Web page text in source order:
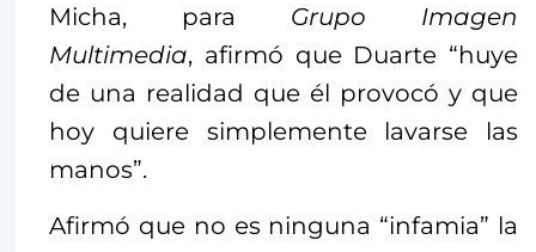
Micha, para Grupo Imagen
Multimedia, afirmó que Duarte “huye
de una realidad que él provocó y que
hoy quiere simplemente lavarse las
manos”.
Afirmó que no es ninguna “infamia” la